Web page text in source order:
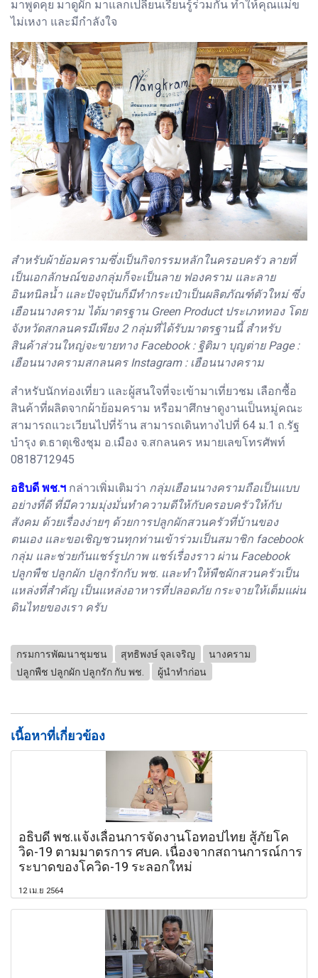
มาพูดคุย มาดูผัก มาแลกเปลี่ยนเรียนรู้ร่วมกัน ทำให้คุณแม่ข
ไม่เหงา และมีกำลังใจ
สำหรับผ้าย้อมครามซึ่งเป็นกิจกรรมหลักในครอบครัว ลายที่
เป็นเอกลักษณ์ของกลุ่มก็จะเป็นลาย ฟองคราม และลาย
อินทนิลน้ำ และปัจจุบันก็มีทำกระเป๋าเป็นผลิตภัณฑ์ตัวใหม่ ซึ่ง
เฮือนนางคราม ได้มาตรฐาน Green Product ประเภททอง โดย
จังหวัดสกลนครมีเพียง 2 กลุ่มที่ได้รับมาตรฐานนี้ สำหรับ
สินค้าส่วนใหญ่จะขายทาง Facebook : ฐิติมา บุญต่าย Page :
เฮือนนางครามสกลนคร Instagram : เฮือนนางคราม
สำหรับนักท่องเที่ยว และผู้สนใจที่จะเข้ามาเที่ยวชม เลือกซื้อ
สินค้าที่ผลิตจากผ้าย้อมคราม หรือมาศึกษาดูงานเป็นหมู่คณะ
สามารถแวะเวียนไปที่ร้าน สามารถเดินทางไปที่ 64 ม.1 ถ.รัฐ
บำรุง ต.ธาตุเชิงชุม อ.เมือง จ.สกลนคร หมายเลขโทรศัพท์
0818712945
อธิบดี พช.ฯ กล่าวเพิ่มเติมว่า กลุ่มเฮือนนางครามถือเป็นแบบ
อย่างที่ดี ที่มีความมุ่งมั่นทำความดีให้กับครอบครัวให้กับ
สังคม ด้วยเรื่องง่ายๆ ด้วยการปลูกผักสวนครัวที่บ้านของ
ตนเอง และขอเชิญชวนทุกท่านเข้าร่วมเป็นสมาชิก facebook
กลุ่ม และช่วยกันแชร์รูปภาพ แชร์เรื่องราว ผ่าน Facebook
ปลูกพืช ปลูกผัก ปลูกรักกับ พช. และทำให้พืชผักสวนครัวเป็น
แหล่งที่สำคัญ เป็นแหล่งอาหารที่ปลอดภัย กระจายให้เต็มแผ่น
ดินไทยของเรา ครับ
กรมการพัฒนาชุมชน สุทธิพงษ์ จุลเจริญ
นางคราม
ปลูกพืช ปลูกผัก ปลูกรัก กับ พช.
ผู้นำทำก่อน
เนื้อหาที่เกี่ยวข้อง
อธิบดี พช.แจ้งเลื่อนการจัดงานโอทอปไทย สู้ภัยโค
วิด-19 ตามมาตรการ ศบค. เนื่องจากสถานการณ์การ
ระบาดของโควิด-19 ระลอกใหม่
12 เม.ย 2564